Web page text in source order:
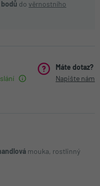
bodů do věrnostního
Máte dotaz?
Napište nám
mouka, rostlinný